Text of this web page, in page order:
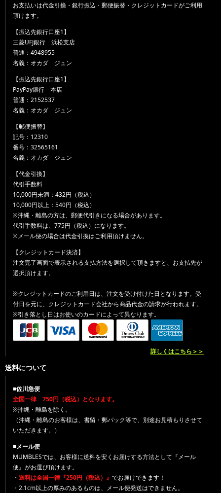
お支払いは代金引換・銀行振込・郵便振替・クレジットカードがご利用
頂けます。
【振込先銀行口座1】
三菱UFJ銀行 浜松支店
普通：4948955
名義：オカダ ジュン
【振込先銀行口座1】
PayPay銀行 本店
普通：2152537
名義：オカダ ジュン
【郵便振替】
記号：12310
番号：32565161
名義：オカダ ジュン
【代金引換】
代引手数料
10,000円未満：432円（税込）
10,000円以上：540円（税込）
※沖縄・離島の方は、郵便代引きになる場合があります。
代引手数料は、775円（税込）になります。
※メール便の場合は代金引換はご利用頂けません。
【クレジットカード決済】
注文完了画面で表示される支払方法を選択して頂きますと、お支払先が
選択頂けます。
※クレジットカードのご利用日は、注文を受け付けた日となります。受
付日を元に、クレジットカード会社から商品代金の請求が行われます。
※引き落とし日はお使いのカードによって異なります。
詳しくはこちら＞＞
送料について
■佐川急便
全国一律 750円（税込）となります。
※沖縄・離島を除く。
（沖縄・離島のお客様は、書留・郵パック等で、別途お見積もりさせて
いただきます。）
■メール便
MUMBLESでは、お客様に送料を安くお届けする方法として『メール
便』がお選び頂けます。
・ 送料は全国一律『250円（税込）』 でお届けできます！
・2.1cm以上の厚みのあるものは、メール便発送はできません。